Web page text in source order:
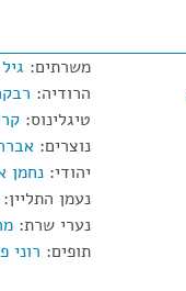
משרתים:
הרודיה:
טיגלינוס:
נוצרים:
יהודי: נחמן
נעמן התליין:
נערי שרת:
תופים: רוני